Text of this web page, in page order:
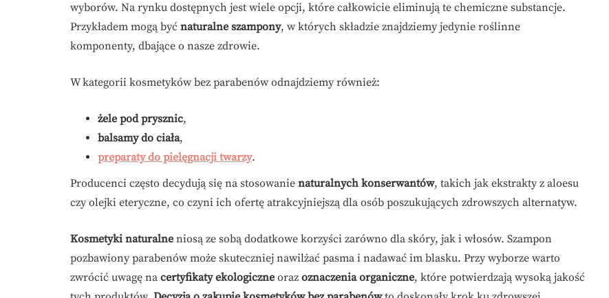
wyborów. Na rynku dostępnych jest wiele opcji, które całkowicie eliminują te chemiczne substancje.
Przykładem mogą być naturalne szampony, w których składzie znajdziemy jedynie roślinne
komponenty, dbające o nasze zdrowie.
W kategorii kosmetyków bez parabenów odnajdziemy również:
żele pod prysznic,
balsamy do ciała,
preparaty do pielęgnacji twarzy.
Producenci często decydują się na stosowanie naturalnych konserwantów, takich jak ekstrakty z aloesu
czy olejki eteryczne, co czyni ich ofertę atrakcyjniejszą dla osób poszukujących zdrowszych alternatyw.
Kosmetyki naturalne niosą ze sobą dodatkowe korzyści zarówno dla skóry, jak i włosów. Szampon
pozbawiony parabenów może skuteczniej nawilżać pasma i nadawać im blasku. Przy wyborze warto
zwrócić uwagę na certyfikaty ekologiczne oraz oznaczenia organiczne, które potwierdzają wysoką jakość